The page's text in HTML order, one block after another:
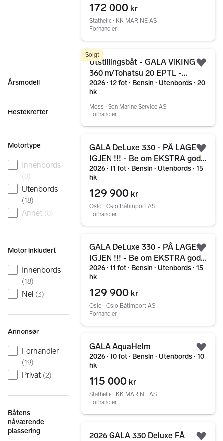
Årsmodell
Hestekrefter
Motortype
Innenbords
(0)
Utenbords
(18)
Annet (0)
Motor inkludert
Innenbords
(18)
Nei (3)
Annonsør
Forhandler
(19)
Privat (2)
Båtens
nåværende
plassering
172 000 kr
Stathelle ∙ KK MARINE AS
Forhandler
Solgt
Utstillingsbåt - GALA ViKING
360 m/Tohatsu 20 EPTL -
Finans fra 2096,- Kr p/mnd.
2026 ∙ 12 fot ∙ Bensin ∙ Utenbords ∙ 20
hk
Moss ∙ Son Marine Service AS
Forhandler
Gå til annonsen
GALA DeLuxe 330 - PÅ LAGER
IGJEN !!! - Be om EKSTRA godt
tilbud...
2026 ∙ 11 fot ∙ Bensin ∙ Utenbords ∙ 15
hk
129 900 kr
Oslo ∙ Oslo Båtimport AS
Forhandler
GALA DeLuxe 330 - PÅ LAGER
IGJEN !!! - Be om EKSTRA godt
tilbud...
2026 ∙ 11 fot ∙ Bensin ∙ Utenbords ∙ 15
hk
129 900 kr
Oslo ∙ Oslo Båtimport AS
Forhandler
GALA AquaHelm
2026 ∙ 10 fot ∙ Bensin ∙ Utenbords ∙ 10
hk
115 000 kr
Stathelle ∙ KK MARINE AS
Forhandler
2026 GALA 330 Deluxe FÅ